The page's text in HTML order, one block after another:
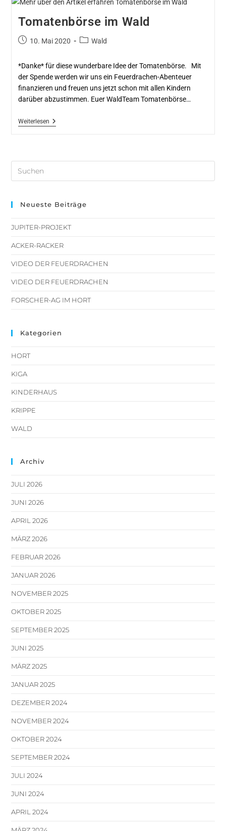
Tomatenbörse im Wald
10. Mai 2020 Wald
*Danke* für diese wunderbare Idee der Tomatenbörse. Mit
der Spende werden wir uns ein Feuerdrachen-Abenteuer
finanzieren und freuen uns jetzt schon mit allen Kindern
darüber abzustimmen. Euer WaldTeam Tomatenbörse…
Weiterlesen
Neueste Beiträge
JUPITER-PROJEKT
ACKER-RACKER
VIDEO DER FEUERDRACHEN
VIDEO DER FEUERDRACHEN
FORSCHER-AG IM HORT
Kategorien
HORT
KIGA
KINDERHAUS
KRIPPE
WALD
Archiv
JULI 2026
JUNI 2026
APRIL 2026
MÄRZ 2026
FEBRUAR 2026
JANUAR 2026
NOVEMBER 2025
OKTOBER 2025
SEPTEMBER 2025
JUNI 2025
MÄRZ 2025
JANUAR 2025
DEZEMBER 2024
NOVEMBER 2024
OKTOBER 2024
SEPTEMBER 2024
JULI 2024
JUNI 2024
APRIL 2024